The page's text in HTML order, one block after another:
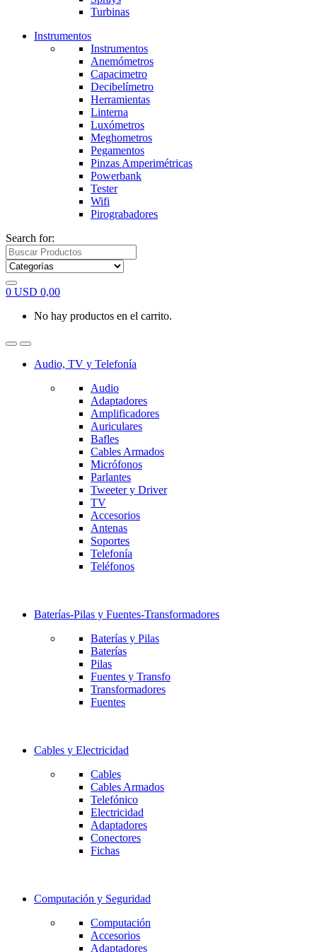
Turbinas
Instrumentos
Instrumentos
Anemómetros
Capacimetro
Decibelímetro
Herramientas
Linterna
Luxómetros
Meghometros
Pegamentos
Pinzas Amperimétricas
Powerbank
Tester
Wifi
Pirograbadores
Search for:
0 USD 0,00
No hay productos en el carrito.
Audio, TV y Telefonía
Audio
Adaptadores
Amplificadores
Auriculares
Bafles
Cables Armados
Micrófonos
Parlantes
Tweeter y Driver
TV
Accesorios
Antenas
Soportes
Telefonía
Teléfonos
Baterías-Pilas y Fuentes-Transformadores
Baterías y Pilas
Baterías
Pilas
Fuentes y Transfo
Transformadores
Fuentes
Cables y Electricidad
Cables
Cables Armados
Telefónico
Electricidad
Adaptadores
Conectores
Fichas
Computación y Seguridad
Computación
Accesorios
Adaptadores